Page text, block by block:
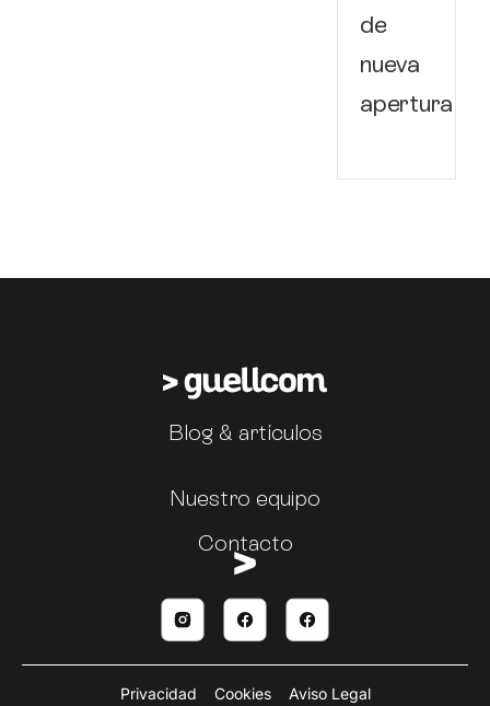
de
nueva
apertura
Blog & artículos
Nuestro equipo
Contacto
Privacidad Cookies Aviso Legal